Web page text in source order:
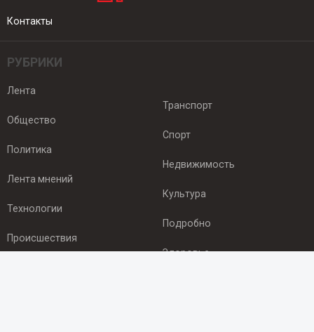
Контакты
РУБРИКИ
Лента
Общество
Политика
Лента мнений
Технологии
Происшествия
Транспорт
Спорт
Недвижимость
Культура
Подробно
Здоровье